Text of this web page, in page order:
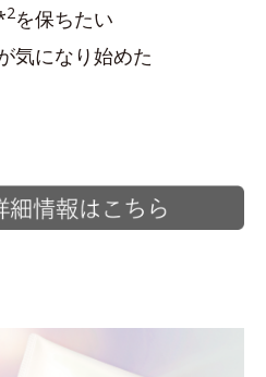
2を保ちたい
気になり始めた